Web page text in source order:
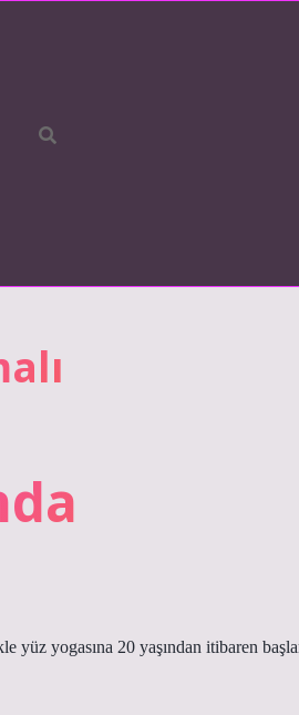
yüz yogasına 20 yaşından itibaren